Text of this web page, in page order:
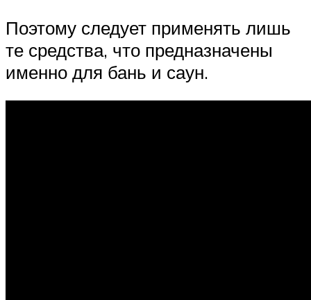
Поэтому следует применять лишь
те средства, что предназначены
именно для бань и саун.